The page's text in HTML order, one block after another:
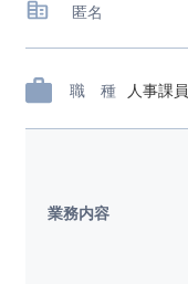
匿名
職 種 人事課員
業務内容